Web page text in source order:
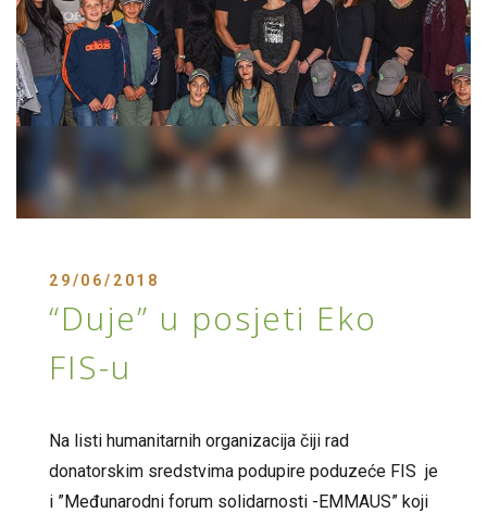
29/06/2018
“Duje” u posjeti Eko
FIS-u
Na listi humanitarnih organizacija čiji rad
donatorskim sredstvima podupire poduzeće FIS je
i ”Međunarodni forum solidarnosti -EMMAUS” koji